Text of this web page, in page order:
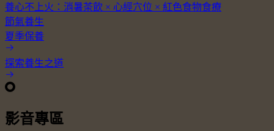
養心不上火：消暑茶飲 × 心經穴位 × 紅色食物食療
節氣養生
夏季保養
探索養生之道
影音專區